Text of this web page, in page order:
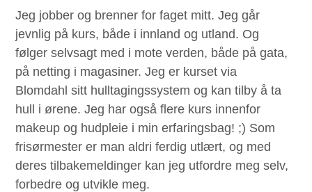
Jeg jobber og brenner for faget mitt. Jeg går
jevnlig på kurs, både i innland og utland. Og
følger selvsagt med i mote verden, både på gata,
på netting i magasiner. Jeg er kurset via
Blomdahl sitt hulltagingssystem og kan tilby å ta
hull i ørene. Jeg har også flere kurs innenfor
makeup og hudpleie i min erfaringsbag! ;) Som
frisørmester er man aldri ferdig utlært, og med
deres tilbakemeldinger kan jeg utfordre meg selv,
forbedre og utvikle meg.